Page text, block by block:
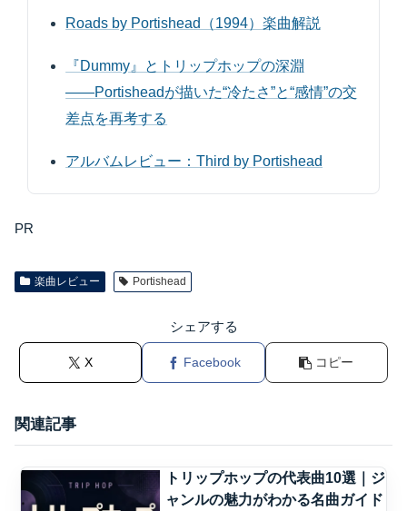
Roads by Portishead（1994）楽曲解説
『Dummy』とトリップホップの深淵
――Portisheadが描いた“冷たさ”と“感情”の交
差点を再考する
アルバムレビュー：Third by Portishead
PR
楽曲レビュー Portishead
シェアする
X Facebook コピー
関連記事
トリップホップの代表曲10選｜ジ
ャンルの魅力がわかる名曲ガイド